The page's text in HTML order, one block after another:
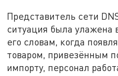
Представитель сети
ситуация была улажена
его словам, когда
товаром, привезённым
импорту, персонал